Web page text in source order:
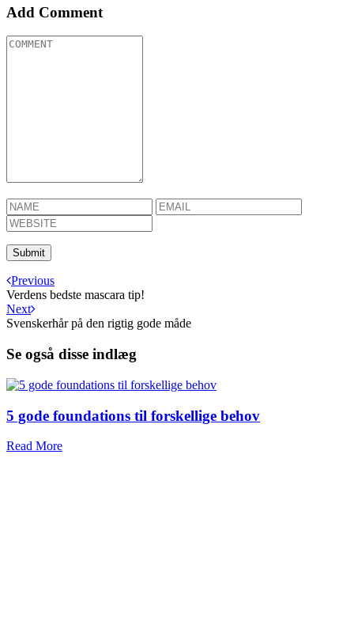
Add Comment
Previous
Verdens bedste mascara tip!
Next
Svenskerhår på den rigtig gode måde
Se også disse indlæg
5 gode foundations til forskellige behov
Read More